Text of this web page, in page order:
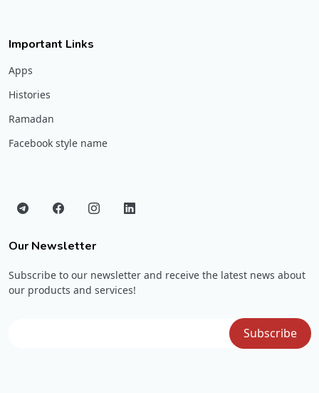
Important Links
Apps
Histories
Ramadan
Facebook style name
Our Newsletter
Subscribe to our newsletter and receive the latest news about
our products and services!